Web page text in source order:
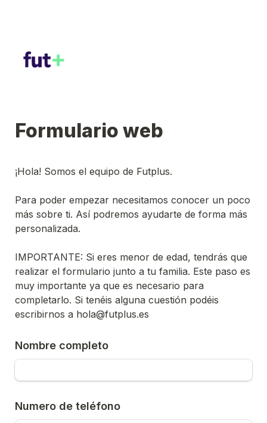
Formulario web
¡Hola! Somos el equipo de Futplus.
Para poder empezar necesitamos conocer un poco
más sobre ti. Así podremos ayudarte de forma más
personalizada.
IMPORTANTE: Si eres menor de edad, tendrás que
realizar el formulario junto a tu familia. Este paso es
muy importante ya que es necesario para
completarlo. Si tenéis alguna cuestión podéis
escribirnos a hola@futplus.es
Nombre completo
Numero de teléfono